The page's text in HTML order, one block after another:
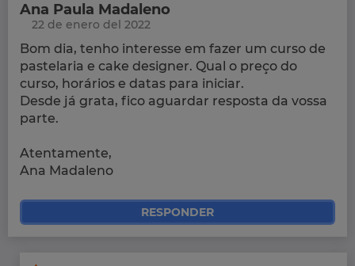
Ana Paula Madaleno
22 de enero del 2022
Bom dia, tenho interesse em fazer um curso de
pastelaria e cake designer. Qual o preço do
curso, horários e datas para iniciar.
Desde já grata, fico aguardar resposta da vossa
parte.
Atentamente,
Ana Madaleno
RESPONDER